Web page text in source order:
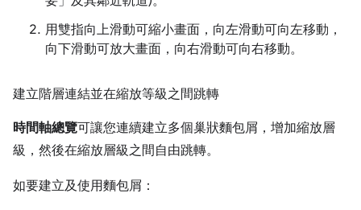
用雙指向上滑動可縮小畫面，向左滑動可向左移動，
向下滑動可放大畫面，向右滑動可向右移動。
建立階層連結並在縮放等級之間跳轉
時間軸總覽可讓您連續建立多個巢狀麵包屑，增加縮放層
級，然後在縮放層級之間自由跳轉。
如要建立及使用麵包屑：